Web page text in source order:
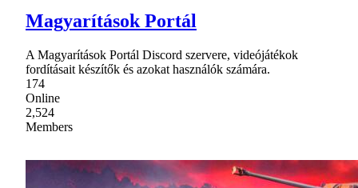
Magyarítások Portál
A Magyarítások Portál Discord szervere, videójátékok
fordításait készítők és azokat használók számára.
174
Online
2,524
Members